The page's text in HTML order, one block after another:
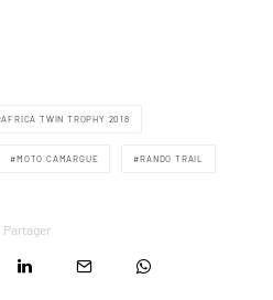
AFRICA TWIN TROPHY 2018
MOTO CAMARGUE RANDO TRAIL
Partager